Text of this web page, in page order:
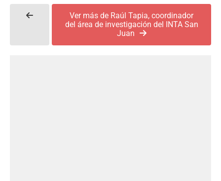
Ver más de Raúl Tapia, coordinador
del área de investigación del INTA San
Juan